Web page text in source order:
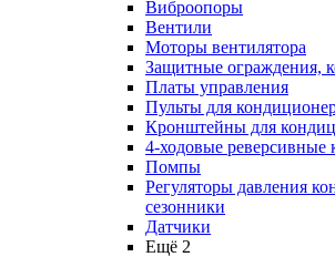
Виброопоры
Вентили
Моторы вентилятора
Защитные ограждения,
Платы управления
Пульты для
Кронштейны для
4-ходовые реверсивные
Помпы
Регуляторы давления
сезонники
Датчики
Ещё 2